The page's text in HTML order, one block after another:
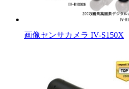
画像センサカメラ IV-S150X